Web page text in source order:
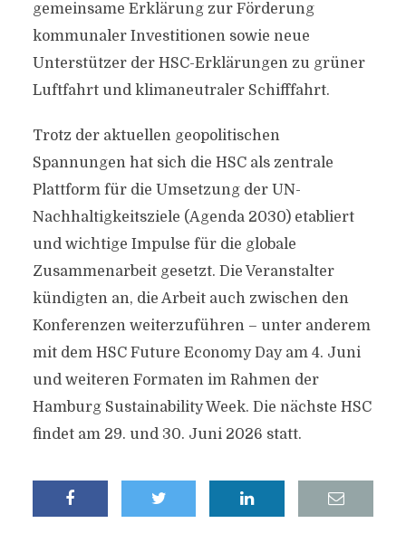
gemeinsame Erklärung zur Förderung
kommunaler Investitionen sowie neue
Unterstützer der HSC-Erklärungen zu grüner
Luftfahrt und klimaneutraler Schifffahrt.
Trotz der aktuellen geopolitischen
Spannungen hat sich die HSC als zentrale
Plattform für die Umsetzung der UN-
Nachhaltigkeitsziele (Agenda 2030) etabliert
und wichtige Impulse für die globale
Zusammenarbeit gesetzt. Die Veranstalter
kündigten an, die Arbeit auch zwischen den
Konferenzen weiterzuführen – unter anderem
mit dem HSC Future Economy Day am 4. Juni
und weiteren Formaten im Rahmen der
Hamburg Sustainability Week. Die nächste HSC
findet am 29. und 30. Juni 2026 statt.